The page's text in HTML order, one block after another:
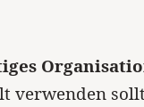
verwenden